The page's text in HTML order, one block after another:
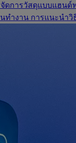
ดการวัสดุแบบแฮนด์
ทำงาน การแนะนำวิ